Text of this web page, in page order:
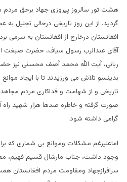
هشت ثور سالروز پیروزی جهاد برحق مردم
گردید. از این روز تاریخی درحالی تجلیل
افغانستان درخارج از افغانستان به سرمی
آقای عبدالرب رسول سیاف، حضرت صبغت
ربانی، آیت الله محمد آصف محسنی نیز
بدینسو تلاش می ورزیدند تا با ایجاد
تاریخی و از شهامت و فداکاری مردم
صورت گرفته و خاطره صدها هزار شهید راه
گرامی داشته شود.
اماعلیرغم مشکلات وموانع بی شماری که
وجود داشت، جناب مارشال قسیم فهیم،
سرافرازجهاد ومقاومت مردم افغانستان